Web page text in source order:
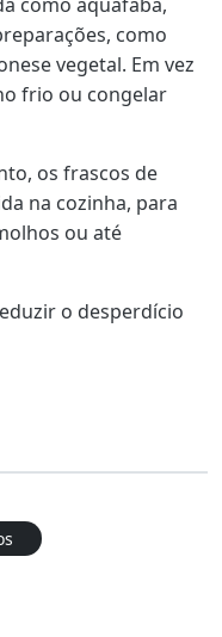
como
vegetal. Em vez
frio ou congelar
os frascos de
na cozinha, para
ou até
o desperdício